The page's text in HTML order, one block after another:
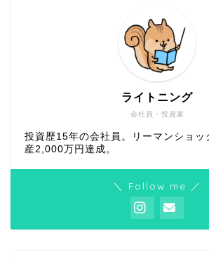
会社員・投資家
ライトニング
投資歴15年の会社員。リーマンショ
産2,000万円達成。
＼ Follow me ／